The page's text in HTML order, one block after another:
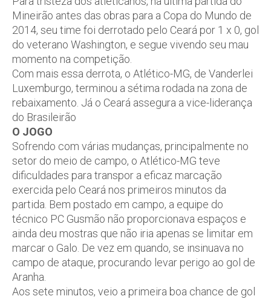
Mineirão antes das obras para a Copa do Mundo de
2014, seu time foi derrotado pelo Ceará por 1 x 0, gol
do veterano Washington, e segue vivendo seu mau
momento na competição.
Com mais essa derrota, o Atlético-MG, de Vanderlei
Luxemburgo, terminou a sétima rodada na zona de
rebaixamento. Já o Ceará assegura a vice-liderança
do Brasileirão
O JOGO
Sofrendo com várias mudanças, principalmente no
setor do meio de campo, o Atlético-MG teve
dificuldades para transpor a eficaz marcação
exercida pelo Ceará nos primeiros minutos da
partida. Bem postado em campo, a equipe do
técnico PC Gusmão não proporcionava espaços e
ainda deu mostras que não iria apenas se limitar em
marcar o Galo. De vez em quando, se insinuava no
campo de ataque, procurando levar perigo ao gol de
Aranha.
Aos sete minutos, veio a primeira boa chance de gol